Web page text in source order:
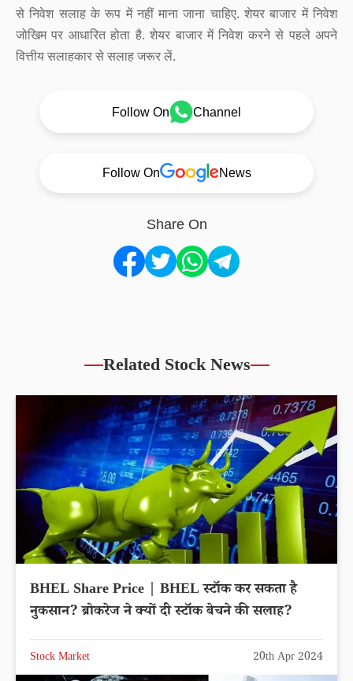
से निवेश सलाह के रूप में नहीं माना जाना चाहिए. शेयर बाजार में निवेश
जोखिम पर आधारित होता है. शेयर बाजार में निवेश करने से पहले अपने
वित्तीय सलाहकार से सलाह जरूर लें.
Follow On Channel
Follow On News
Share On
Related Stock News
BHEL Share Price | BHEL स्टॉक कर सकता है
नुकसान? ब्रोकरेज ने क्यों दी स्टॉक बेचने की सलाह?
Stock Market 20th Apr 2024